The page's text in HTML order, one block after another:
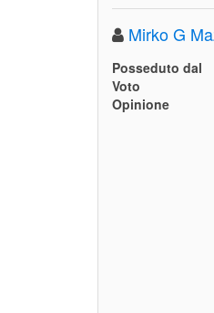
Mirko G
Posseduto dal
Voto
Opinione